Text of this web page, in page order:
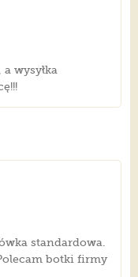
wysyłka
standardowa.
botki firmy